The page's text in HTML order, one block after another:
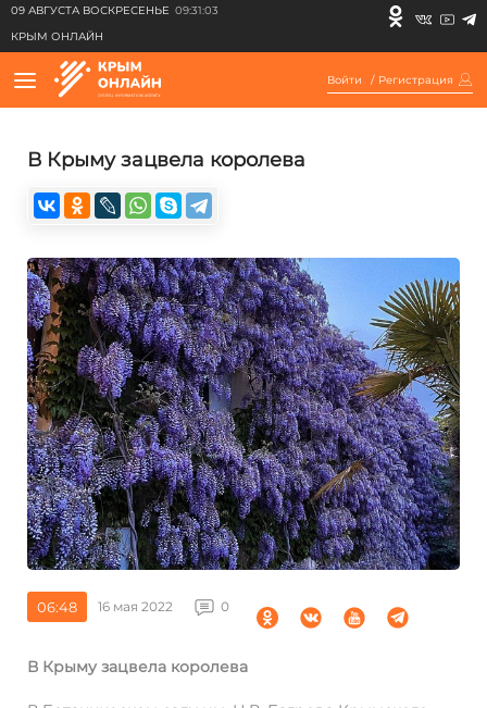
09 АВГУСТА ВОСКРЕСЕНЬЕ 09:31:03
КРЫМ ОНЛАЙН
Войти / Регистрация
В Крыму зацвела королева
06:48 16 мая 2022 0
В Крыму зацвела королева